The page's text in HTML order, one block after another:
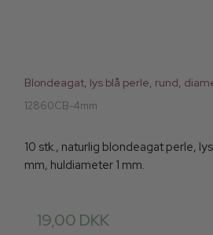
Blondeagat, lys blå perle, rund,
12860CB-4mm
10 stk., naturlig blondeagat perle,
mm, huldiameter 1 mm.
19,00 DKK